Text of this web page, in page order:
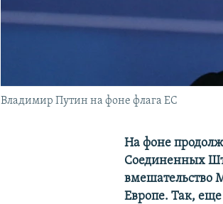
Владимир Путин на фоне флага ЕС
На фоне
Соединенных
вмешательство
Европе. Так, еще